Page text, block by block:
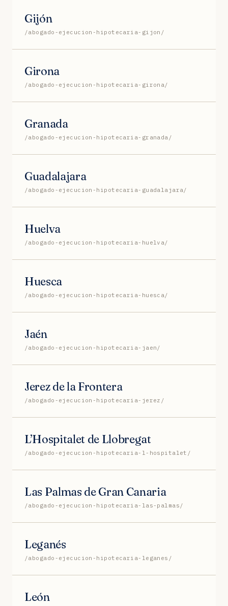
Gijón
/abogado-ejecucion-hipotecaria-gijon/
Girona
/abogado-ejecucion-hipotecaria-girona/
Granada
/abogado-ejecucion-hipotecaria-granada/
Guadalajara
/abogado-ejecucion-hipotecaria-guadalajara/
Huelva
/abogado-ejecucion-hipotecaria-huelva/
Huesca
/abogado-ejecucion-hipotecaria-huesca/
Jaén
/abogado-ejecucion-hipotecaria-jaen/
Jerez de la Frontera
/abogado-ejecucion-hipotecaria-jerez/
L’Hospitalet de Llobregat
/abogado-ejecucion-hipotecaria-l-hospitalet/
Las Palmas de Gran Canaria
/abogado-ejecucion-hipotecaria-las-palmas/
Leganés
/abogado-ejecucion-hipotecaria-leganes/
León